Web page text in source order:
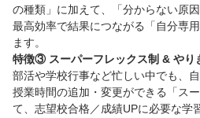
の種類」に加えて、「分からない原
最高効率で結果につながる「自分専
ます。
特徴③ スーパーフレックス制 & やり
部活や学校行事など忙しい中でも、
授業時間の追加・変更ができる「ス
て、志望校合格／成績UPに必要な学